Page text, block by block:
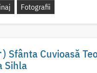
Fotografii
Sfânta Cuvioasă
Sihla